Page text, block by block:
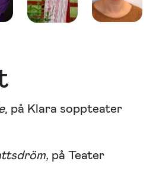
, på Klara soppteater
på Teater